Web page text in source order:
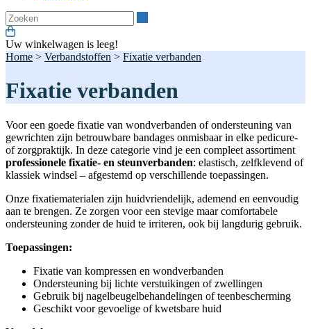
Uw winkelwagen is leeg!
Home > Verbandstoffen > Fixatie verbanden
Fixatie verbanden
Voor een goede fixatie van wondverbanden of ondersteuning van
gewrichten zijn betrouwbare bandages onmisbaar in elke pedicure-
of zorgpraktijk. In deze categorie vind je een compleet assortiment
professionele fixatie- en steunverbanden: elastisch, zelfklevend of
klassiek windsel – afgestemd op verschillende toepassingen.
Onze fixatiematerialen zijn huidvriendelijk, ademend en eenvoudig
aan te brengen. Ze zorgen voor een stevige maar comfortabele
ondersteuning zonder de huid te irriteren, ook bij langdurig gebruik.
Toepassingen:
Fixatie van kompressen en wondverbanden
Ondersteuning bij lichte verstuikingen of zwellingen
Gebruik bij nagelbeugelbehandelingen of teenbescherming
Geschikt voor gevoelige of kwetsbare huid